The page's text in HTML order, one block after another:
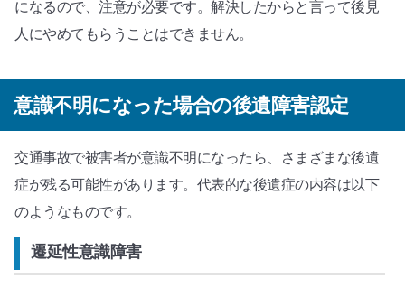
になるので、注意が必要です。解決したからと言って後見
人にやめてもらうことはできません。
意識不明になった場合の後遺障害認定
交通事故で被害者が意識不明になったら、さまざまな後遺
症が残る可能性があります。代表的な後遺症の内容は以下
のようなものです。
遷延性意識障害